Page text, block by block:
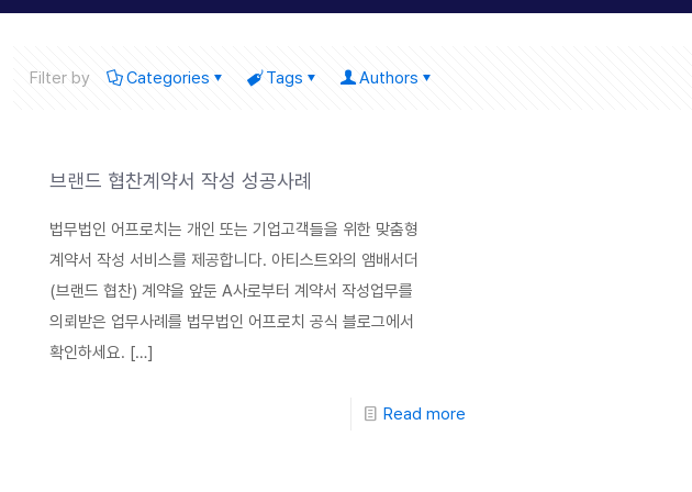
Filter by Categories Tags Authors
브랜드 협찬계약서 작성 성공사례
법무법인 어프로치는 개인 또는 기업고객들을 위한 맞춤형
계약서 작성 서비스를 제공합니다. 아티스트와의 앰배서더
(브랜드 협찬) 계약을 앞둔 A사로부터 계약서 작성업무를
의뢰받은 업무사례를 법무법인 어프로치 공식 블로그에서
확인하세요. […]
Read more